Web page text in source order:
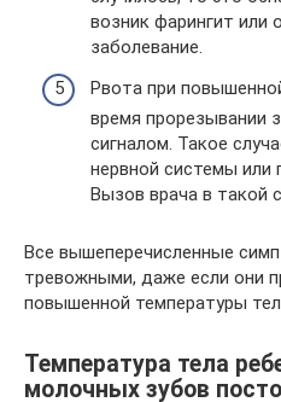
возник фарингит или
заболевание.
Рвота при
время прорезывании
сигналом. Такое
нервной системы или
Вызов врача в такой
Все вышеперечисленные
тревожными, даже если они
повышенной температуры
Температура тела
молочных зубов